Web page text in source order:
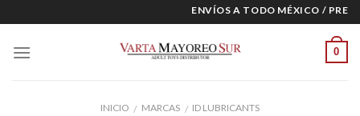
to
content
ENVÍOS A TODO MÉXICO /
0
INICIO / MARCAS / ID LUBRICANTS